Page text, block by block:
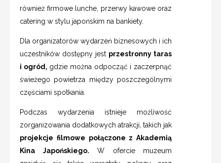
również firmowe lunche, przerwy kawowe oraz
catering w stylu japońskim na bankiety.
Dla organizatorów wydarzeń biznesowych i ich
uczestników dostępny jest przestronny taras
i ogród, gdzie można odpocząć i zaczerpnąć
świeżego powietrza między poszczególnymi
częściami spotkania.
Podczas wydarzenia istnieje możliwość
zorganizowania dodatkowych atrakcji, takich jak
projekcje filmowe połączone z Akademią
Kina Japońskiego. W ofercie muzeum